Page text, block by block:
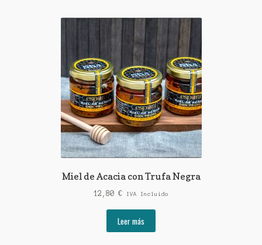
Miel de Acacia con Trufa Negra
12,80 € IVA Incluido
Leer más